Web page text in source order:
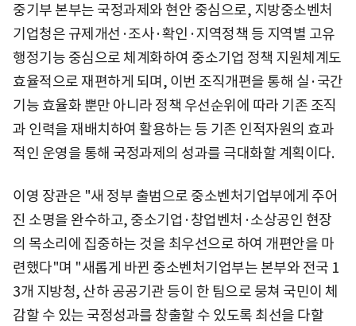
중기부 본부는 국정과제와 현안 중심으로, 지방중소벤처
기업청은 규제개선·조사·확인·지역정책 등 지역별 고유
행정기능 중심으로 체계화하여 중소기업 정책 지원체계도
효율적으로 재편하게 되며, 이번 조직개편을 통해 실·국간
기능 효율화 뿐만 아니라 정책 우선순위에 따라 기존 조직
과 인력을 재배치하여 활용하는 등 기존 인적자원의 효과
적인 운영을 통해 국정과제의 성과를 극대화할 계획이다.
이영 장관은 "새 정부 출범으로 중소벤처기업부에게 주어
진 소명을 완수하고, 중소기업·창업벤처·소상공인 현장
의 목소리에 집중하는 것을 최우선으로 하여 개편안을 마
련했다"며 "새롭게 바뀐 중소벤처기업부는 본부와 전국 1
3개 지방청, 산하 공공기관 등이 한 팀으로 뭉쳐 국민이 체
감할 수 있는 국정성과를 창출할 수 있도록 최선을 다할